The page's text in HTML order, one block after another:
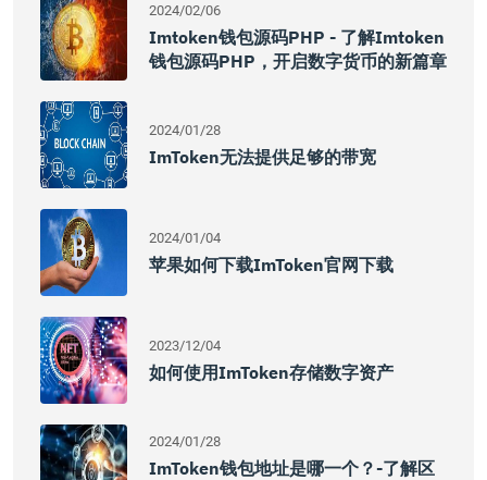
2024/02/06
Imtoken钱包源码PHP - 了解imtoken
钱包源码PHP，开启数字货币的新篇章
2024/01/28
ImToken无法提供足够的带宽
2024/01/04
苹果如何下载imToken官网下载
2023/12/04
如何使用imToken存储数字资产
2024/01/28
ImToken钱包地址是哪一个？-了解区